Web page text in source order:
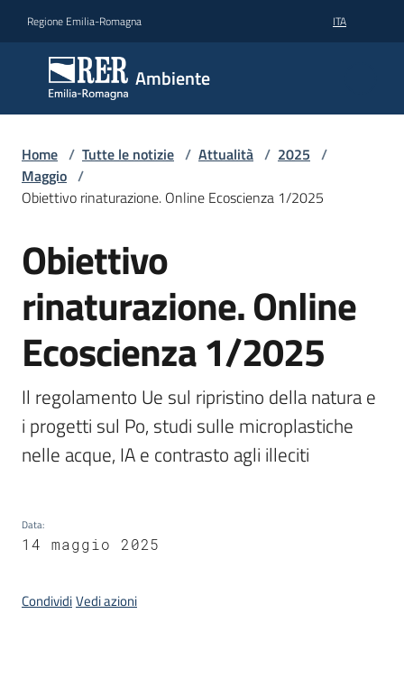
Regione Emilia-Romagna ITA
Ambiente
Ambiente
Atti
Piani
Programmi
Progetti
Seguici
Home / Tutte le notizie / Attualità / 2025 /
Maggio /
Obiettivo rinaturazione. Online Ecoscienza 1/2025
Salta al contenuto
Obiettivo
rinaturazione. Online
Ecoscienza 1/2025
Il regolamento Ue sul ripristino della natura e
i progetti sul Po, studi sulle microplastiche
nelle acque, IA e contrasto agli illeciti
Data:
14 maggio 2025
CondividiVedi azioni